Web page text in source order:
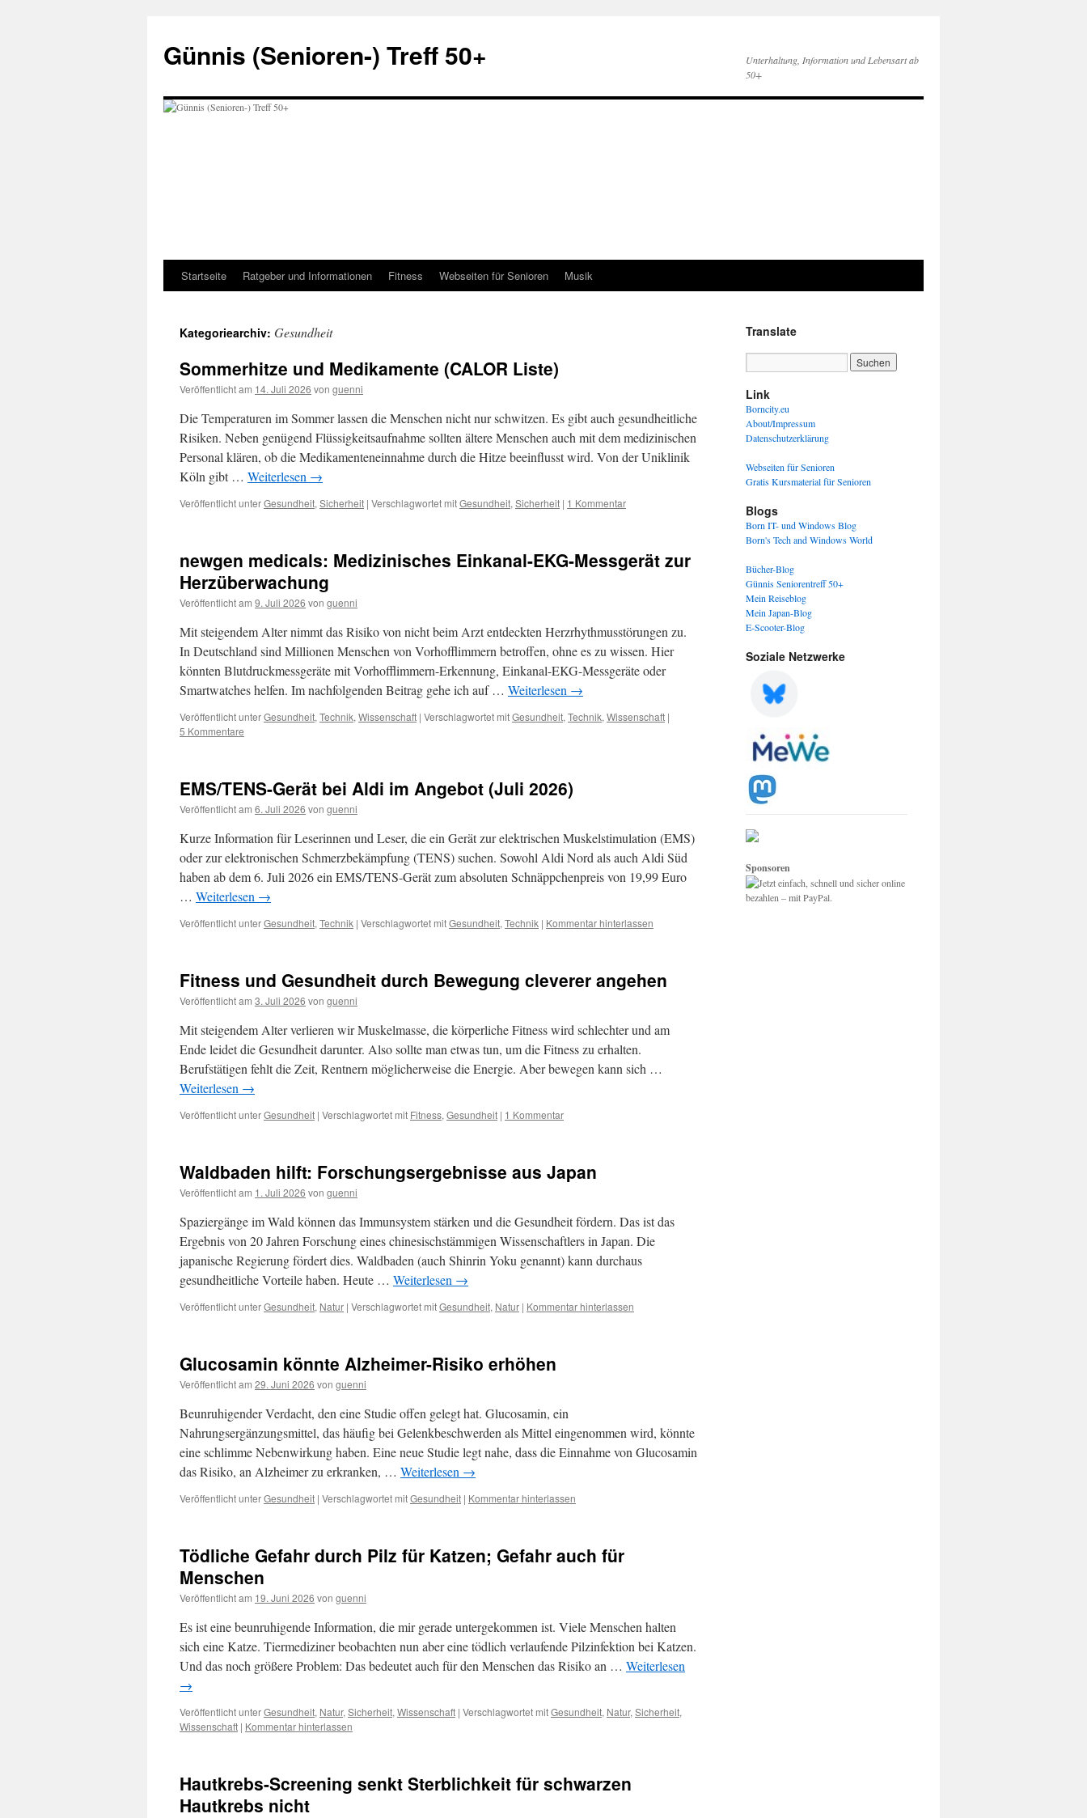
springen
Günnis (Senioren-) Treff 50+
Unterhaltung, Information und Lebensart ab
50+
Startseite Ratgeber und Informationen Fitness Webseiten für Senioren Musik
Kategoriearchiv: Gesundheit
Sommerhitze und Medikamente (CALOR Liste)
Veröffentlicht am 14. Juli 2026 von guenni
Die Temperaturen im Sommer lassen die Menschen nicht nur schwitzen. Es gibt auch gesundheitliche
Risiken. Neben genügend Flüssigkeitsaufnahme sollten ältere Menschen auch mit dem medizinischen
Personal klären, ob die Medikamenteneinnahme durch die Hitze beeinflusst wird. Von der Uniklinik
Köln gibt … Weiterlesen →
Veröffentlicht unterGesundheit, Sicherheit | Verschlagwortet mitGesundheit, Sicherheit | 1 Kommentar
newgen medicals: Medizinisches Einkanal-EKG-Messgerät zur
Herzüberwachung
Veröffentlicht am 9. Juli 2026 von guenni
Mit steigendem Alter nimmt das Risiko von nicht beim Arzt entdeckten Herzrhythmusstörungen zu.
In Deutschland sind Millionen Menschen von Vorhofflimmern betroffen, ohne es zu wissen. Hier
könnten Blutdruckmessgeräte mit Vorhofflimmern-Erkennung, Einkanal-EKG-Messgeräte oder
Smartwatches helfen. Im nachfolgenden Beitrag gehe ich auf … Weiterlesen →
Veröffentlicht unterGesundheit, Technik, Wissenschaft | Verschlagwortet mitGesundheit, Technik, Wissenschaft |
5 Kommentare
EMS/TENS-Gerät bei Aldi im Angebot (Juli 2026)
Veröffentlicht am 6. Juli 2026 von guenni
Kurze Information für Leserinnen und Leser, die ein Gerät zur elektrischen Muskelstimulation (EMS)
oder zur elektronischen Schmerzbekämpfung (TENS) suchen. Sowohl Aldi Nord als auch Aldi Süd
haben ab dem 6. Juli 2026 ein EMS/TENS-Gerät zum absoluten Schnäppchenpreis von 19,99 Euro
… Weiterlesen →
Veröffentlicht unterGesundheit, Technik | Verschlagwortet mitGesundheit, Technik | Kommentar hinterlassen
Fitness und Gesundheit durch Bewegung cleverer angehen
Veröffentlicht am 3. Juli 2026 von guenni
Mit steigendem Alter verlieren wir Muskelmasse, die körperliche Fitness wird schlechter und am
Ende leidet die Gesundheit darunter. Also sollte man etwas tun, um die Fitness zu erhalten.
Berufstätigen fehlt die Zeit, Rentnern möglicherweise die Energie. Aber bewegen kann sich …
Weiterlesen →
Veröffentlicht unterGesundheit | Verschlagwortet mit Fitness, Gesundheit | 1 Kommentar
Waldbaden hilft: Forschungsergebnisse aus Japan
Veröffentlicht am 1. Juli 2026 von guenni
Spaziergänge im Wald können das Immunsystem stärken und die Gesundheit fördern. Das ist das
Ergebnis von 20 Jahren Forschung eines chinesischstämmigen Wissenschaftlers in Japan. Die
japanische Regierung fördert dies. Waldbaden (auch Shinrin Yoku genannt) kann durchaus
gesundheitliche Vorteile haben. Heute … Weiterlesen →
Veröffentlicht unterGesundheit, Natur | Verschlagwortet mitGesundheit, Natur | Kommentar hinterlassen
Glucosamin könnte Alzheimer-Risiko erhöhen
Veröffentlicht am 29. Juni 2026 von guenni
Beunruhigender Verdacht, den eine Studie offen gelegt hat. Glucosamin, ein
Nahrungsergänzungsmittel, das häufig bei Gelenkbeschwerden als Mittel eingenommen wird, könnte
eine schlimme Nebenwirkung haben. Eine neue Studie legt nahe, dass die Einnahme von Glucosamin
das Risiko, an Alzheimer zu erkranken, … Weiterlesen →
Veröffentlicht unterGesundheit | Verschlagwortet mitGesundheit | Kommentar hinterlassen
Tödliche Gefahr durch Pilz für Katzen; Gefahr auch für
Menschen
Veröffentlicht am 19. Juni 2026 von guenni
Es ist eine beunruhigende Information, die mir gerade untergekommen ist. Viele Menschen halten
sich eine Katze. Tiermediziner beobachten nun aber eine tödlich verlaufende Pilzinfektion bei Katzen.
Und das noch größere Problem: Das bedeutet auch für den Menschen das Risiko an … Weiterlesen
→
Veröffentlicht unterGesundheit, Natur, Sicherheit, Wissenschaft | Verschlagwortet mitGesundheit, Natur, Sicherheit,
Wissenschaft | Kommentar hinterlassen
Hautkrebs-Screening senkt Sterblichkeit für schwarzen
Hautkrebs nicht
Translate
Link
Borncity.eu
About/Impressum
Datenschutzerklärung
Webseiten für Senioren
Gratis Kursmaterial für Senioren
Blogs
Born IT- und Windows Blog
Born's Tech and Windows World
Bücher-Blog
Günnis Seniorentreff 50+
Mein Reiseblog
Mein Japan-Blog
E-Scooter-Blog
Soziale Netzwerke
Sponsoren